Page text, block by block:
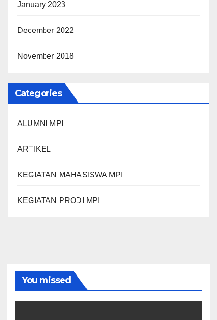
January 2023
December 2022
November 2018
Categories
ALUMNI MPI
ARTIKEL
KEGIATAN MAHASISWA MPI
KEGIATAN PRODI MPI
You missed